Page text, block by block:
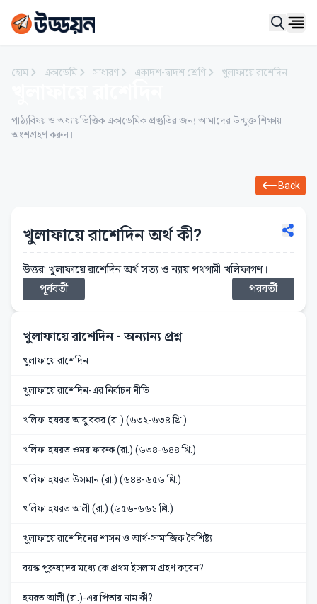
হোম একাডেমি সাধারণ একাদশ-দ্বাদশ শ্রেণি খুলাফায়ে রাশেদিন
পাঠ্যবিষয় ও অধ্যায়ভিত্তিক একাডেমিক প্রস্তুতির জন্য আমাদের উন্মুক্ত শিক্ষায়
অংশগ্রহণ করুন।
Back
খুলাফায়ে রাশেদিন অর্থ কী?
উত্তর: খুলাফায়ে রাশেদিন অর্থ সত্য ও ন্যায় পথগামী খলিফাগণ।
পূর্ববর্তী
পরবর্তী
খুলাফায়ে রাশেদিন- অন্যান্য প্রশ্ন
খুলাফায়ে রাশেদিন
খুলাফায়ে রাশেদিন-এর নির্বাচন নীতি
খলিফা হযরত আবু বকর (রা.) (৬৩২-৬৩৪ খ্রি.)
খলিফা হযরত ওমর ফারুক (রা.) (৬৩৪-৬৪৪ খ্রি.)
খলিফা হযরত উসমান (রা.) (৬৪৪-৬৫৬ খ্রি.)
খলিফা হযরত আলী (রা.) (৬৫৬-৬৬১ খ্রি.)
খুলাফায়ে রাশেদিনের শাসন ও আর্থ-সামাজিক বৈশিষ্ট্য
বয়স্ক পুরুষদের মধ্যে কে প্রথম ইসলাম গ্রহণ করেন?
হযরত আলী (রা.)-এর পিতার নাম কী?